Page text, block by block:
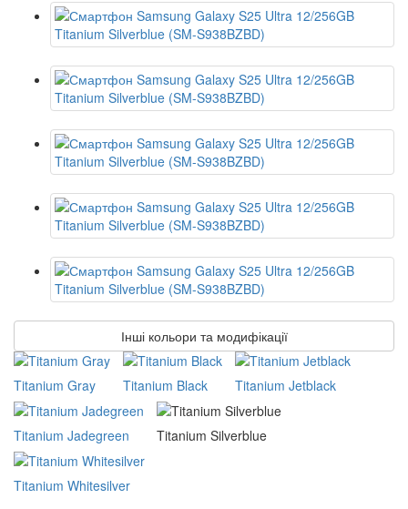
Інші кольори та модифікації
Titanium Gray Titanium Black Titanium Jetblack
Titanium Jadegreen Titanium Silverblue
Titanium Whitesilver